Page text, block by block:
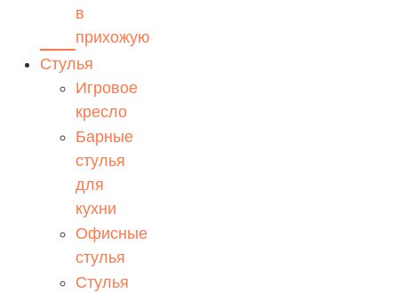
в
прихожую
Стулья
Игровое
кресло
Барные
стулья
для
кухни
Офисные
стулья
Стулья